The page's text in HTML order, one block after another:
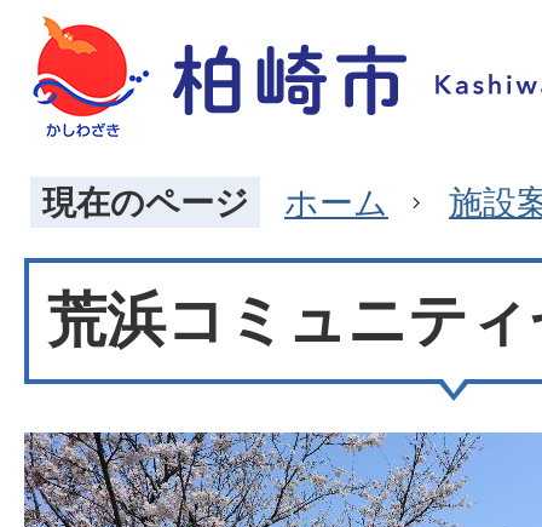
現在のページ ホーム 施設
荒浜コミュニテ